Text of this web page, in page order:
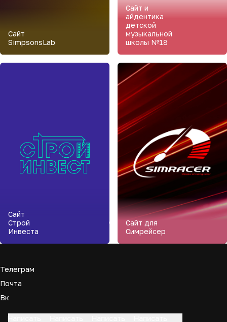
Сайт
SimpsonsLab
Сайт и
айдентика
детской
музыкальной
школы №18
Сайт
Строй
Инвеста
Сайт для
Симрейсер
Телеграм
Почта
Вк
Написать